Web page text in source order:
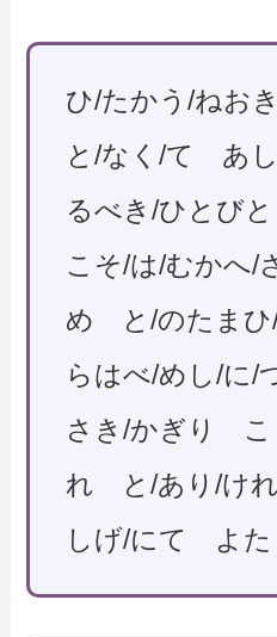
ひ/たかう/ねお
と/なく/て あ
るべき/ひとび
こそ/は/むかへ/
め と/のたま
らはべ/めし/に
さき/かぎり こ
れ と/あり/け
しげ/にて よた